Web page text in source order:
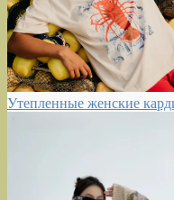
Утепленные женские